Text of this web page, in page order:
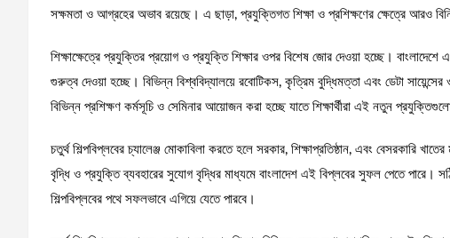
সক্ষমতা ও আগ্রহের অভাব রয়েছে। এ ছাড়া, প্রযুক্তিগত শিক্ষা ও প্রশিক্ষণের ক্ষেত্রে আরও
শিক্ষাক্ষেত্রে প্রযুক্তির প্রয়োগ ও প্রযুক্তি শিক্ষার ওপর বিশেষ জোর দেওয়া হচ্ছে।
গুরুত্ব দেওয়া হচ্ছে। বিভিন্ন বিশ্ববিদ্যালয়ে রবোটিকস, কৃত্রিম বুদ্ধিমত্তা এবং ডেটা
বিভিন্ন প্রশিক্ষণ কর্মসূচি ও সেমিনার আয়োজন করা হচ্ছে যাতে শিক্ষার্থীরা এই নতুন
চতুর্থ শিল্পবিপ্লবের চ্যালেঞ্জ মোকাবিলা করতে হলে সরকার, শিক্ষাপ্রতিষ্ঠান, এবং বেসরকারি
বৃদ্ধি ও প্রযুক্তি ব্যবহারের সুযোগ বৃদ্ধির মাধ্যমে বাংলাদেশ এই বিপ্লবের সুফল পেতে পারে।
শিল্পবিপ্লবের পথে সফলভাবে এগিয়ে যেতে পারবে।